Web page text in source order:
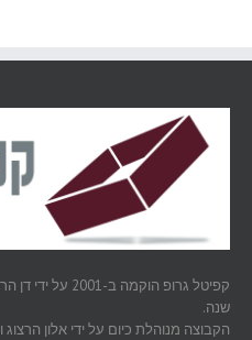
שנה.
הקבוצה מנוהלת כיום על ידי אלון